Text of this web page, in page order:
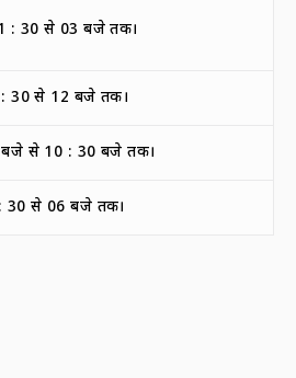
: 30 से 03 बजे तक।
30 से 12 बजे तक।
से 10 : 30 बजे तक।
30 से 06 बजे तक।